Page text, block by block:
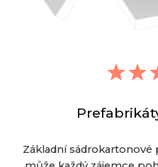
Základní sádrokartonové